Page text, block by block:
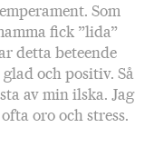
Som
fick ”lida”
detta beteende
och positiv. Så
av min ilska. Jag
oro och stress.